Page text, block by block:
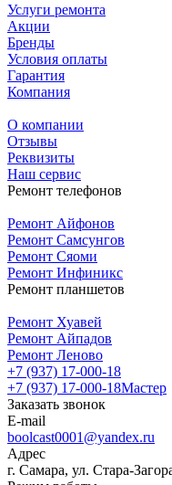
Услуги ремонта
Акции
Бренды
Условия оплаты
Гарантия
Компания
О компании
Отзывы
Реквизиты
Наш сервис
Ремонт телефонов
Ремонт Айфонов
Ремонт Самсунгов
Ремонт Сяоми
Ремонт Инфиникс
Ремонт планшетов
Ремонт Хуавей
Ремонт Айпадов
Ремонт Леново
+7 (937) 17-000-18
+7 (937) 17-000-18Мастер
Заказать звонок
E-mail
boolcast0001@yandex.ru
Адрес
г. Самара, ул. Стара-